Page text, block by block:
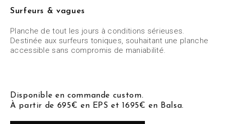
Surfeurs & vagues
Planche de tout les jours à conditions sérieuses.
Destinée aux surfeurs toniques, souhaitant une planche
accessible sans compromis de maniabilité.
Disponible en commande custom.
À partir de 695€ en EPS et 1695€ en Balsa.